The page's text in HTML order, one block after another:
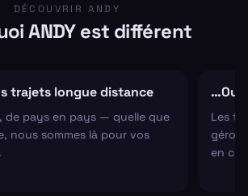
DÉCOUVRIR ANDY
ANDY est différent
trajets longue distance
de pays en pays — quelle que
nous sommes là pour vos
…Ou
Les
en